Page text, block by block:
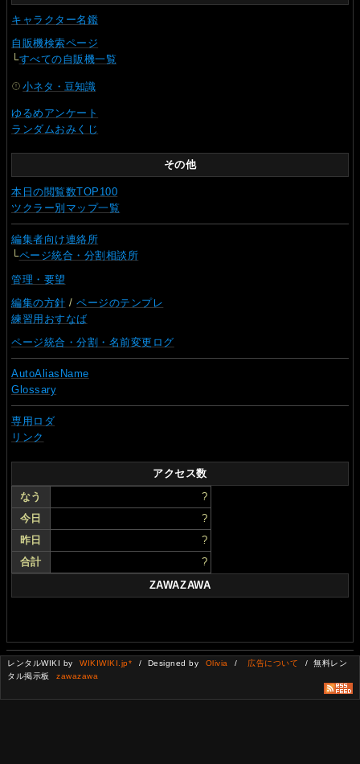
キャラクター名鑑
自販機検索ページ
└すべての自販機一覧
小ネタ・豆知識
ゆるめアンケート
ランダムおみくじ
その他
本日の閲覧数TOP100
ツクラー別マップ一覧
編集者向け連絡所
└ページ統合・分割相談所
管理・要望
編集の方針 /ページのテンプレ
練習用おすなば
ページ統合・分割・名前変更ログ
AutoAliasName
Glossary
専用ロダ
リンク
アクセス数
なう
?
今日
?
昨日
?
合計
?
ZAWAZAWA
レンタルWIKI by WIKIWIKI.jp* / Designed by Olivia / 広告について
/ 無料レン
タル掲示板
zawazawa